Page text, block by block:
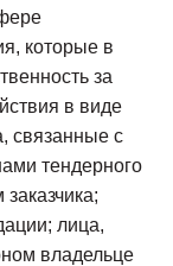
которые в
за
в виде
связанные с
тендерного
лица,
владельце